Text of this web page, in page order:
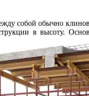
собой обычно
в высоту.